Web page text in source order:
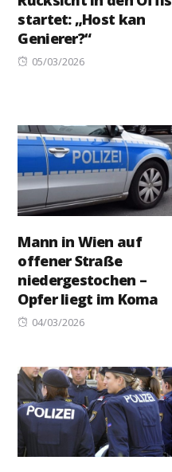
startet: „Host kan
Genierer?“
Posted
05/03/2026
Mann in Wien auf
offener Straße
niedergestochen –
Opfer liegt im Koma
Posted
04/03/2026